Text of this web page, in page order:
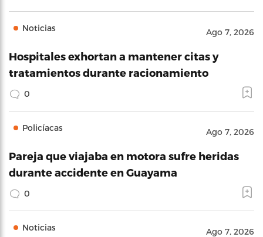
Noticias Ago 7, 2026
Hospitales exhortan a mantener citas y
tratamientos durante racionamiento
0
Policíacas Ago 7, 2026
Pareja que viajaba en motora sufre heridas
durante accidente en Guayama
0
Noticias Ago 7, 2026